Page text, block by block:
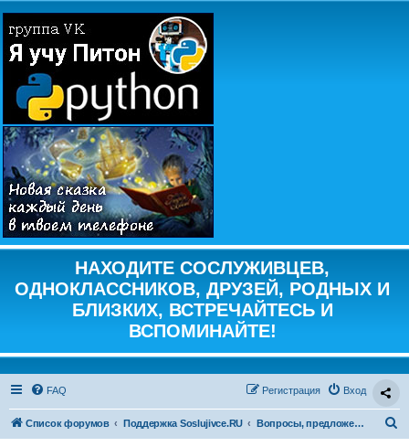
НАХОДИТЕ СОСЛУЖИВЦЕВ,
ОДНОКЛАССНИКОВ, ДРУЗЕЙ, РОДНЫХ И
БЛИЗКИХ, ВСТРЕЧАЙТЕСЬ И
ВСПОМИНАЙТЕ!
FAQ Вход
Регистрация
Список форумов Поддержка Soslujivce.RU Вопросы, предложения и пожелания по развитию сайта